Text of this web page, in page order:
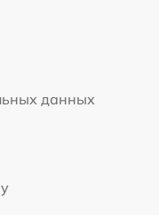
данных